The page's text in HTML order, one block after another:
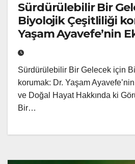
Sürdürülebilir Bir
Biyolojik Çeşitliliği
Yaşam Ayavefe’nin
Sistemler ve Doğal
Hakkında ki Görüşü
Sürdürülebilir Bir Gelecek için
korumak: Dr. Yaşam
ve Doğal Hayat Hakkında ki
Bir…